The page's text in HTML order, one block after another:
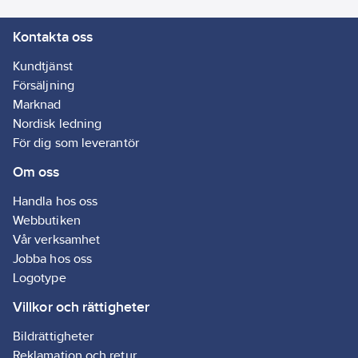
Kontakta oss
Kundtjänst
Försäljning
Marknad
Nordisk ledning
För dig som leverantör
Om oss
Handla hos oss
Webbutiken
Vår verksamhet
Jobba hos oss
Logotype
Villkor och rättigheter
Bildrättigheter